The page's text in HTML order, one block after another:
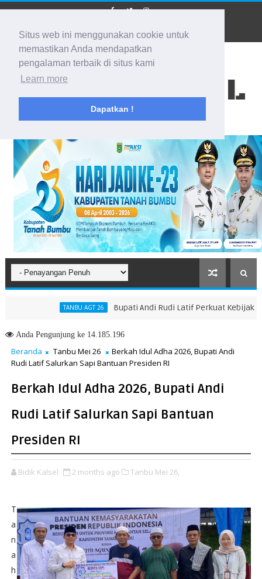
Situs web ini menggunakan cookie untuk
memastikan Anda mendapatkan
pengalaman terbaik di situs kami
Learn more
Dapatkan !
BIDIK KALSEL
Membidik Ke Segala Arah
TANBU AGT 26 Bupati Andi Rudi Latif Perkuat Kebijakan
Menuju Masa Depan yang Lebih Hijau dan Gemilang
AndaPengunjung ke 14.185.196
Beranda Tanbu Mei 26
Berkah Idul Adha 2026, Bupati Andi
Rudi Latif Salurkan Sapi Bantuan Presiden RI
Berkah Idul Adha 2026, Bupati Andi
Rudi Latif Salurkan Sapi Bantuan
Presiden RI
Bidik Kalsel 2 months ago Tanbu Mei 26,
T
a
n
a
h